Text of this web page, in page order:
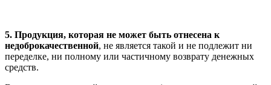
5. Продукция, которая не может быть отнесена к
недоброкачественной, не является такой и не подлежит ни
переделке, ни полному или частичному возврату денежных
средств.